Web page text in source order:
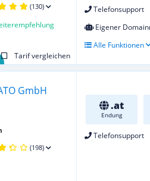
Telefonsupport
Eigener
Alle Funktionen
Tarif vergleichen
(130)
.at
Endung
Telefonsupport
(198)